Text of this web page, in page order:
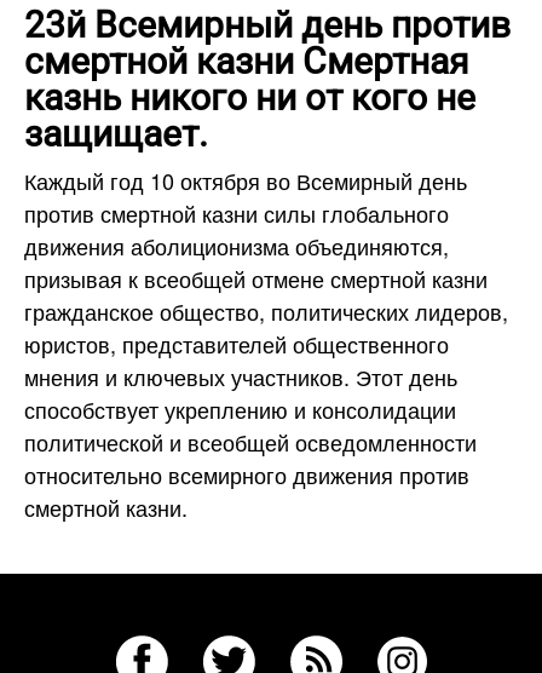
23й Всемирный день против
смертной казни Смертная
казнь никого ни от кого не
защищает.
Каждый год 10 октября во Всемирный день
против смертной казни силы глобального
движения аболиционизма объединяются,
призывая к всеобщей отмене смертной казни
гражданское общество, политических лидеров,
юристов, представителей общественного
мнения и ключевых участников. Этот день
способствует укреплению и консолидации
политической и всеобщей осведомленности
относительно всемирного движения против
смертной казни.